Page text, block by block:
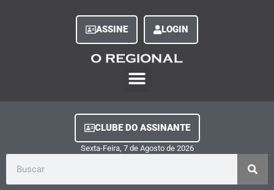
ASSINE LOGIN
CLUBE DO ASSINANTE
Sexta-Feira, 7de Agostode 2026